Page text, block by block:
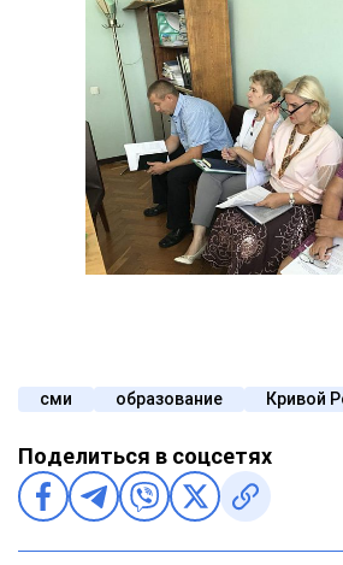
сми образование Кривой
Поделиться в соцсетях